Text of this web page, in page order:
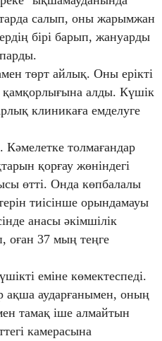
салып, оны жарымжан
бірі барып, жануарды
төрт айлық. Оны ерікті
алды. Күшік
клиникаға емделуге
Кәмелетке толмағандар
қорғау жөніндегі
өтті. Онда көпбалалы
тиісінше орындамауы
анасы әкімшілік
оған 37 мың теңге
еміне көмектеспеді.
ақша аударғанымен, оның
тамақ іше алмайтын
камерасына